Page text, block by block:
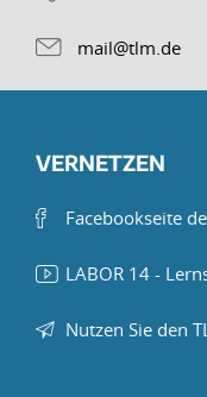
mail@tlm.de
VERNETZEN
Facebookseite
LABOR 14 -
Nutzen Sie den